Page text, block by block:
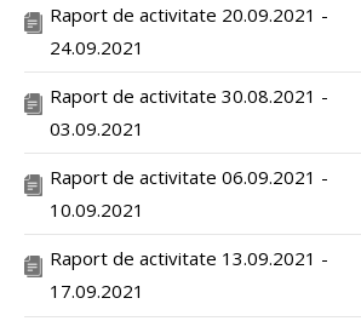
Raport de activitate 20.09.2021 -
24.09.2021
Raport de activitate 30.08.2021 -
03.09.2021
Raport de activitate 06.09.2021 -
10.09.2021
Raport de activitate 13.09.2021 -
17.09.2021